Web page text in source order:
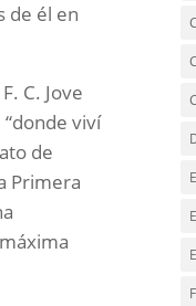
de él en
C. Jove
viví
de
Primera